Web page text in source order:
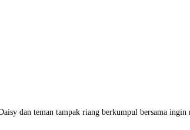
dan teman tampak riang berkumpul bersama